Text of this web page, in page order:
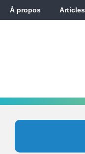
À propos Articles